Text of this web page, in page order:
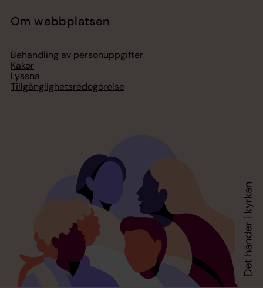
Om webbplatsen
Behandling av personuppgifter
Kakor
Lyssna
Tillgänglighetsredogörelse